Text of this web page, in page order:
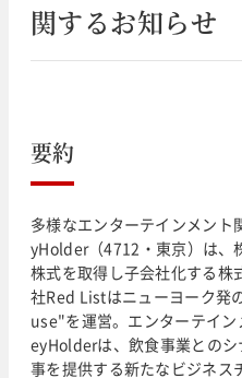
関するお知らせ
要約
多様なエンターテインメント
yHolder（4712・東京）は、
株式を取得し子会社化する株
社Red Listはニューヨーク発
use"を運営。エンターテイ
eyHolderは、飲食事業との
事を提供する新たなビジネス